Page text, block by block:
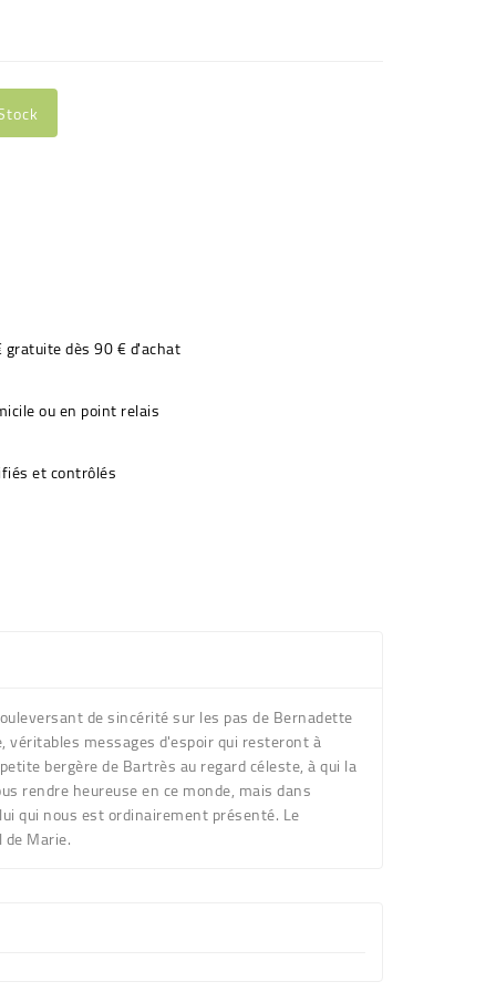
dès 90 € d'achat
ou en point relais
et contrôlés
de sincérité sur les pas de Bernadette
véritables messages d'espoir qui resteront à
bergère de Bartrès au regard céleste, à qui la
rendre heureuse en ce monde, mais dans
qui nous est ordinairement présenté. Le
Marie.